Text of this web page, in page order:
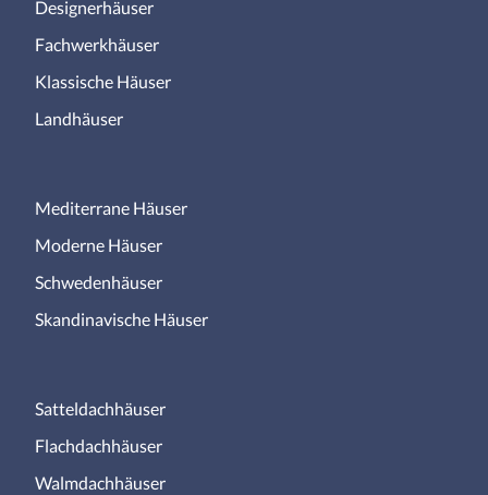
Designerhäuser
Fachwerkhäuser
Klassische Häuser
Landhäuser
Mediterrane Häuser
Moderne Häuser
Schwedenhäuser
Skandinavische Häuser
Satteldachhäuser
Flachdachhäuser
Walmdachhäuser